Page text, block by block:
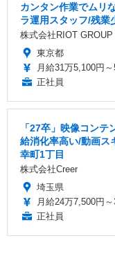
カンタン作業でムリ
ラ運用スタッフ/残業
株式会社RIOT GROUP
東京都
月給31万5,100円
正社員
「27卒」映像コン
給消化率高い/動画ス
幸町1丁目
株式会社Creer
埼玉県
月給24万7,500円
正社員